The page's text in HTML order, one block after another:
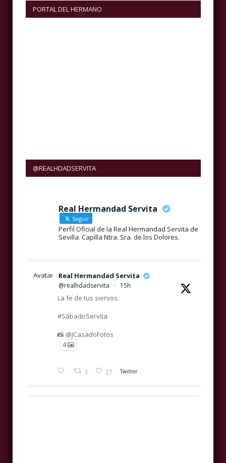
PORTAL DEL HERMANO
@REALHDADSERVITA
Real Hermandad Servita
Seguir
Perfil Oficial de la Real Hermandad Servita de
Sevilla. Capilla Ntra. Sra. de los Dolores.
Avatar Real Hermandad Servita
@realhdadservita · 15h
La fe de tus siervos.
#SábadoServita
📸 @JCasadoFotos
4
3 27 Twitter